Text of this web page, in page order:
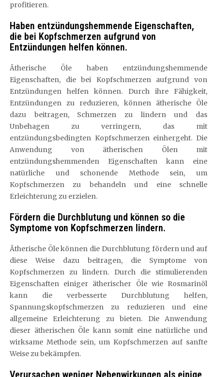
profitieren.
Haben entzündungshemmende Eigenschaften,
die bei Kopfschmerzen aufgrund von
Entzündungen helfen können.
Ätherische Öle haben entzündungshemmende
Eigenschaften, die bei Kopfschmerzen aufgrund von
Entzündungen helfen können. Durch ihre Fähigkeit,
Entzündungen zu reduzieren, können ätherische Öle
dazu beitragen, Schmerzen zu lindern und das
Unbehagen zu verringern, das mit
entzündungsbedingten Kopfschmerzen einhergeht. Die
Anwendung von ätherischen Ölen mit
entzündungshemmenden Eigenschaften kann eine
natürliche und schonende Methode sein, um
Kopfschmerzen zu behandeln und eine schnelle
Erleichterung zu erzielen.
Fördern die Durchblutung und können so die
Symptome von Kopfschmerzen lindern.
Ätherische Öle können die Durchblutung fördern und auf
diese Weise dazu beitragen, die Symptome von
Kopfschmerzen zu lindern. Durch die stimulierenden
Eigenschaften einiger ätherischer Öle wie Rosmarinöl
kann die verbesserte Durchblutung helfen,
Spannungskopfschmerzen zu reduzieren und eine
allgemeine Erleichterung zu bieten. Die Anwendung
dieser ätherischen Öle kann somit eine natürliche und
wirksame Methode sein, um Kopfschmerzen auf sanfte
Weise zu bekämpfen.
Verursachen weniger Nebenwirkungen als einige